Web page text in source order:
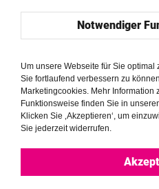
–Kiana
In Uruguay fand sie nicht nur
Mission: ihre Stimme und ihre
Rechte iranischer Frauen zu
Notwendiger
Um unsere Webseite für Sie
Sie fortlaufend verbessern zu
Marketingcookies. Mehr Information
Funktionsweise finden Sie in
Klicken Sie ‚Akzeptieren‘, um
Sie jederzeit widerrufen.